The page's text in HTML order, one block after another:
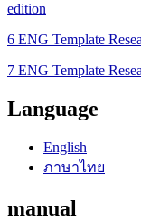
edition
6 ENG Template
7 ENG Template
Language
English
ภาษาไทย
manual